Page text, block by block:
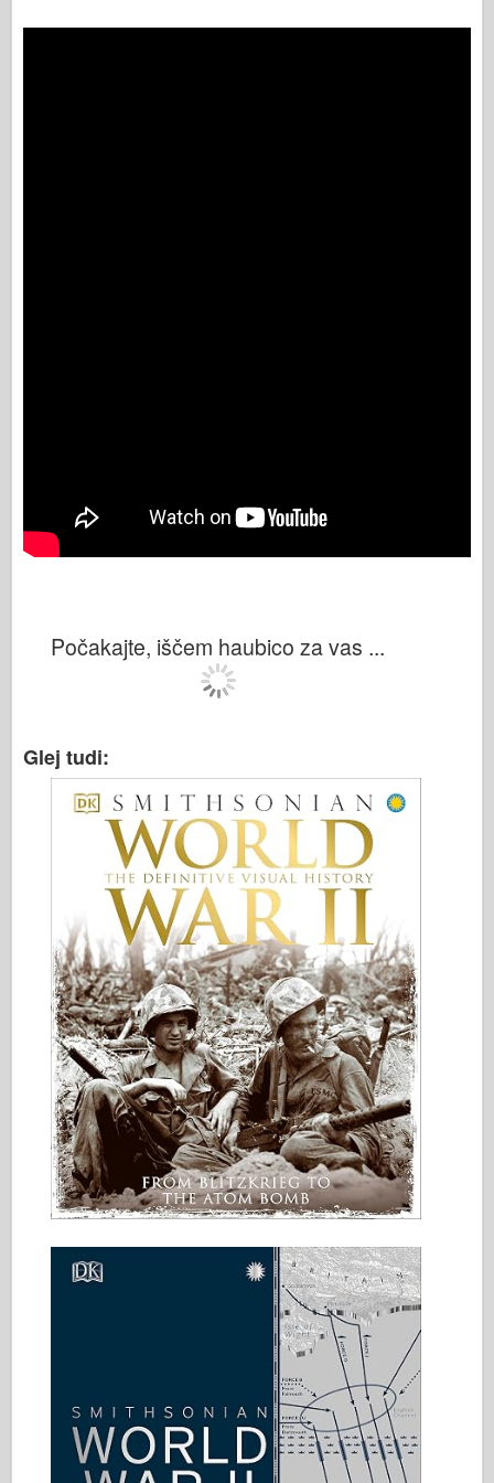
Počakajte, iščem haubico za vas ...
Glej tudi: